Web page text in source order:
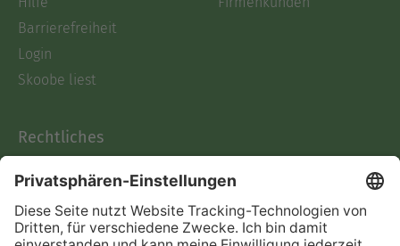
Barrierefreiheit
Login
Skoobe liest
Rechtliches
AGB
Informationen nach Data
Act